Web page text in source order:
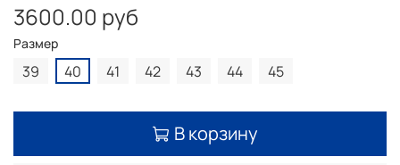
3600.00 руб
Размер
39 40 41 42 43 44 45
В корзину